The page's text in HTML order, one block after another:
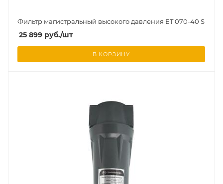
Фильтр магистральный высокого давления ET 070-40 S
25 899 руб./шт
В КОРЗИНУ